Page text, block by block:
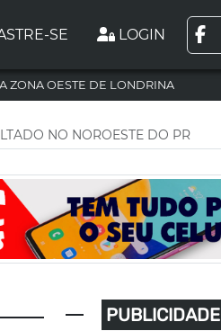
SE LOGIN
ZONA OESTE DE LONDRINA
NO NOROESTE DO PR
PUBLICIDADE